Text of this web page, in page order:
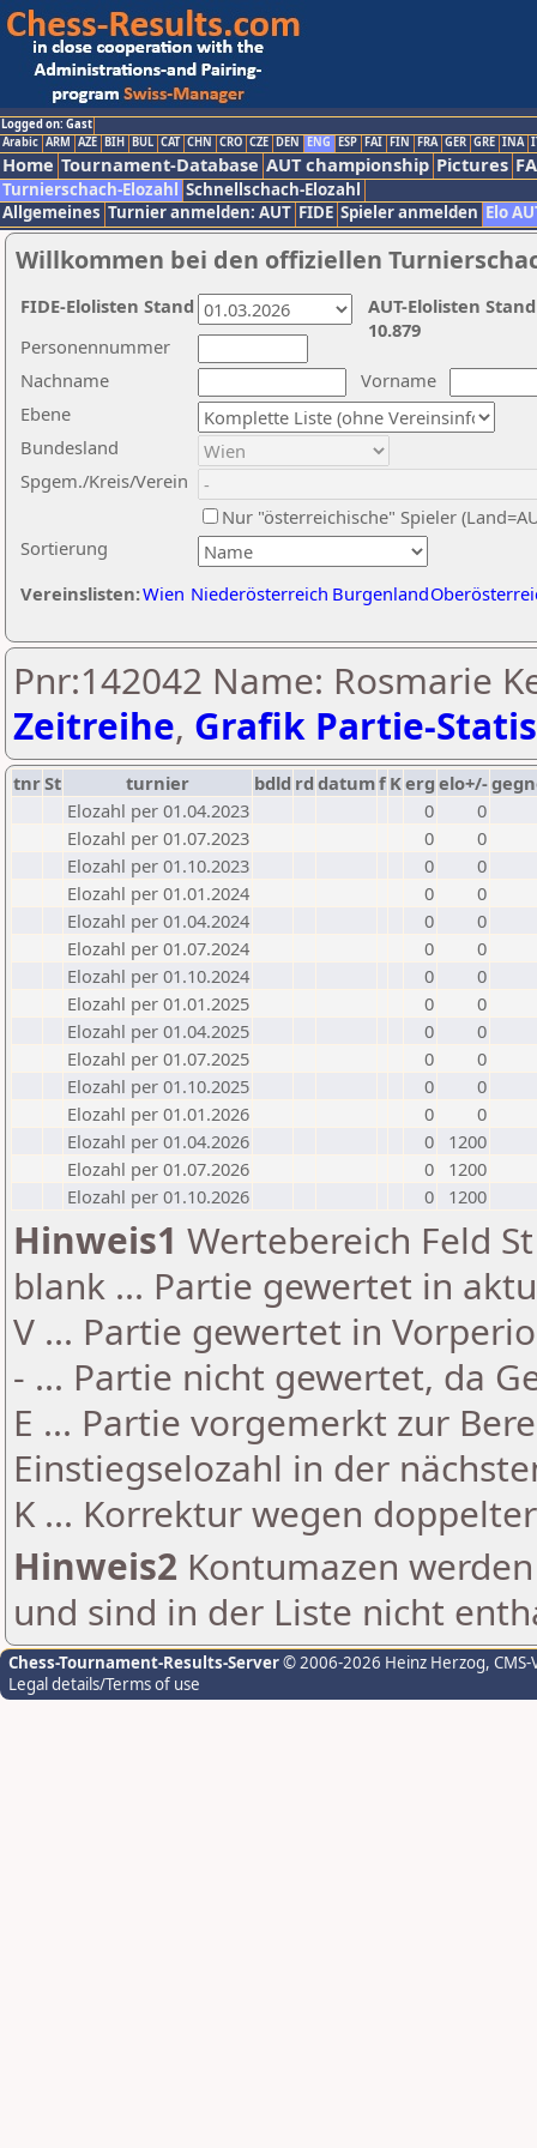
Logged on: Gast
Arabic ARM AZE BIH BUL CAT CHN CRO CZE DEN ENG ESP FAI FIN FRA GER GRE INA
Home Tournament-Database AUT championship Pictures
Turnierschach-Elozahl Schnellschach-Elozahl
Allgemeines Turnier anmelden: AUT FIDE Spieler anmelden Elo
Willkommen bei den offiziellen
Nachname
Vorname
Ebene
Sortierung
Personennummer
Bundesland
Spgem./Kreis/Verein
Nur "österreichische" Spieler
Vereinslisten:Wien Niederösterreich Burgenland
AUT-Elolisten
10.879
FIDE-Elolisten Stand
Pnr:142042 Name: Rosmarie
Zeitreihe, Grafik Partie-
tnrSt turnier bdld rd datumf Kerg elo+/-
Elozahl per 01.04.2023
0
0
Elozahl per 01.07.2023
0
0
Elozahl per 01.10.2023
0
0
Elozahl per 01.01.2024
0
0
Elozahl per 01.04.2024
0
0
Elozahl per 01.07.2024
0
0
Elozahl per 01.10.2024
0
0
Elozahl per 01.01.2025
0
0
Elozahl per 01.04.2025
0
0
Elozahl per 01.07.2025
0
0
Elozahl per 01.10.2025
0
0
Elozahl per 01.01.2026
0
0
Elozahl per 01.04.2026
0
1200
Elozahl per 01.07.2026
0
1200
Elozahl per 01.10.2026
0 1200
Hinweis1 Wertebereich Feld
blank ... Partie gewertet in
V ... Partie gewertet in
- ... Partie nicht gewertet, da
E ... Partie vorgemerkt zur
Einstiegselozahl in der
K ... Korrektur wegen
Hinweis2 Kontumazen
und sind in der Liste nicht
Chess-Tournament-Results-Server© 2006-2026 Heinz Herzog,
Legal details/Terms of use